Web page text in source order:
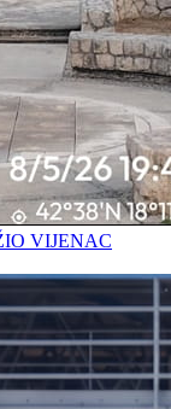
VIJENAC